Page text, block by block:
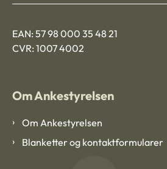
EAN: 57 98 000 35 48 21
CVR: 1007 4002
Om Ankestyrelsen
Om Ankestyrelsen
Blanketter og kontaktformularer